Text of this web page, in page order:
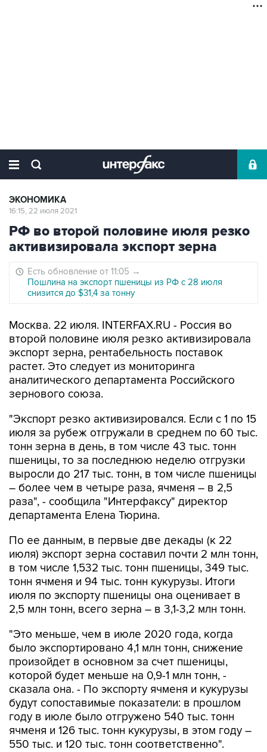
ЭКОНОМИКА
16:15, 22 июля 2021
РФ во второй половине июля резко
активизировала экспорт зерна
Есть обновление от 11:05 →
Пошлина на экспорт пшеницы из РФ с 28 июля
снизится до $31,4 за тонну
Москва. 22 июля. INTERFAX.RU - Россия во
второй половине июля резко активизировала
экспорт зерна, рентабельность поставок
растет. Это следует из мониторинга
аналитического департамента Российского
зернового союза.
"Экспорт резко активизировался. Если с 1 по 15
июля за рубеж отгружали в среднем по 60 тыс.
тонн зерна в день, в том числе 43 тыс. тонн
пшеницы, то за последнюю неделю отгрузки
выросли до 217 тыс. тонн, в том числе пшеницы
– более чем в четыре раза, ячменя – в 2,5
раза", - сообщила "Интерфаксу" директор
департамента Елена Тюрина.
По ее данным, в первые две декады (к 22
июля) экспорт зерна составил почти 2 млн тонн,
в том числе 1,532 тыс. тонн пшеницы, 349 тыс.
тонн ячменя и 94 тыс. тонн кукурузы. Итоги
июля по экспорту пшеницы она оценивает в
2,5 млн тонн, всего зерна – в 3,1-3,2 млн тонн.
"Это меньше, чем в июле 2020 года, когда
было экспортировано 4,1 млн тонн, снижение
произойдет в основном за счет пшеницы,
которой будет меньше на 0,9-1 млн тонн, -
сказала она. - По экспорту ячменя и кукурузы
будут сопоставимые показатели: в прошлом
году в июле было отгружено 540 тыс. тонн
ячменя и 126 тыс. тонн кукурузы, в этом году –
550 тыс. и 120 тыс. тонн соответственно".